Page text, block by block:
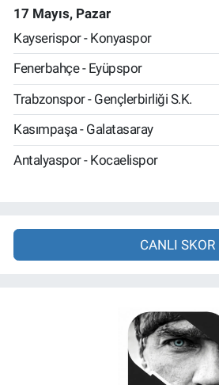
17 Mayıs, Pazar
Kayserispor - Konyaspor
Fenerbahçe - Eyüpspor
Trabzonspor - Gençlerbirliği S.K.
Kasımpaşa - Galatasaray
Antalyaspor - Kocaelispor
CANLI SKOR